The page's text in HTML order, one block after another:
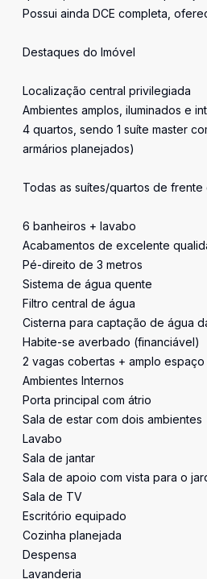
Possui ainda DCE completa,
Destaques do Imóvel
Localização central privilegiada
Ambientes amplos, iluminados e
4 quartos, sendo 1 suíte master
armários planejados)
Todas as suítes/quartos de
6 banheiros + lavabo
Acabamentos de excelente
Pé-direito de 3 metros
Sistema de água quente
Filtro central de água
Cisterna para captação de água
Habite-se averbado (financiável)
2 vagas cobertas + amplo
Ambientes Internos
Porta principal com átrio
Sala de estar com dois ambientes
Lavabo
Sala de jantar
Sala de apoio com vista para o
Sala de TV
Escritório equipado
Cozinha planejada
Despensa
Lavanderia